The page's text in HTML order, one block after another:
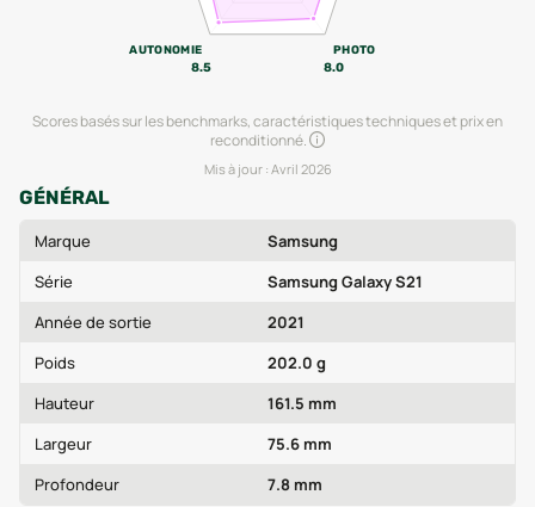
PHOTO
8.0
AUTONOMIE
8.5
Scores basés sur les benchmarks, caractéristiques techniques et prix en
reconditionné.
Mis à jour : Avril 2026
GÉNÉRAL
Marque
Samsung
Série
Samsung Galaxy S21
Année de sortie
2021
Poids
202.0 g
Hauteur
161.5 mm
Largeur
75.6 mm
Profondeur
7.8 mm